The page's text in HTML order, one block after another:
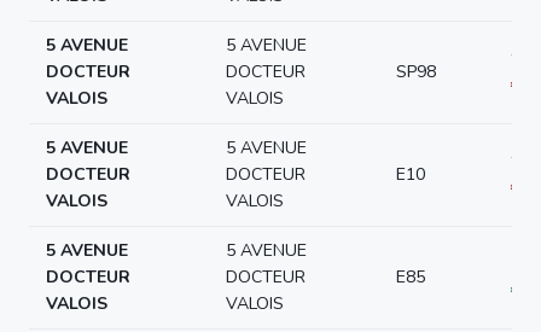
5 AVENUE
DOCTEUR
VALOIS
5 AVENUE
DOCTEUR
VALOIS
SP98
€/L
5 AVENUE
DOCTEUR
VALOIS
5 AVENUE
DOCTEUR
VALOIS
E10
€/L
5 AVENUE
DOCTEUR
VALOIS
5 AVENUE
DOCTEUR
VALOIS
E85
€/L